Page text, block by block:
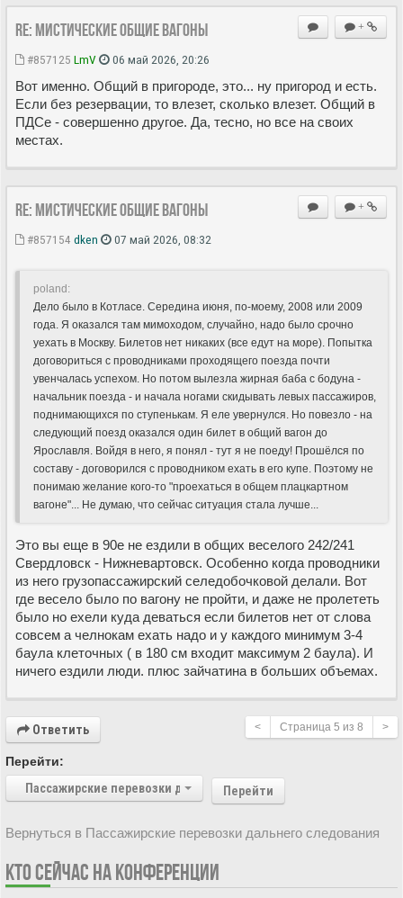
+
Re: Мистические ОБЩИЕ вагоны
#857125 LmV 06 май 2026, 20:26
Вот именно. Общий в пригороде, это... ну пригород и есть.
Если без резервации, то влезет, сколько влезет. Общий в
ПДСе - совершенно другое. Да, тесно, но все на своих
местах.
+
Re: Мистические ОБЩИЕ вагоны
#857154 dken 07 май 2026, 08:32
poland:
Дело было в Котласе. Середина июня, по-моему, 2008 или 2009
года. Я оказался там мимоходом, случайно, надо было срочно
уехать в Москву. Билетов нет никаких (все едут на море). Попытка
договориться с проводниками проходящего поезда почти
увенчалась успехом. Но потом вылезла жирная баба с бодуна -
начальник поезда - и начала ногами скидывать левых пассажиров,
поднимающихся по ступенькам. Я еле увернулся. Но повезло - на
следующий поезд оказался один билет в общий вагон до
Ярославля. Войдя в него, я понял - тут я не поеду! Прошёлся по
составу - договорился с проводником ехать в его купе. Поэтому не
понимаю желание кого-то "проехаться в общем плацкартном
вагоне"... Не думаю, что сейчас ситуация стала лучше...
Это вы еще в 90е не ездили в общих веселого 242/241
Свердловск - Нижневартовск. Особенно когда проводники
из него грузопассажирский селедобочковой делали. Вот
где весело было по вагону не пройти, и даже не пролететь
было но ехели куда деваться если билетов нет от слова
совсем а челнокам ехать надо и у каждого минимум 3-4
баула клеточных ( в 180 см входит максимум 2 баула). И
ничего ездили люди. плюс зайчатина в больших объемах.
Ответить < Страница 5 из 8 >
Перейти:
Пассажирские перевозки дальнего следования
Перейти
Вернуться в Пассажирские перевозки дальнего следования
КТО СЕЙЧАС НА КОНФЕРЕНЦИИ